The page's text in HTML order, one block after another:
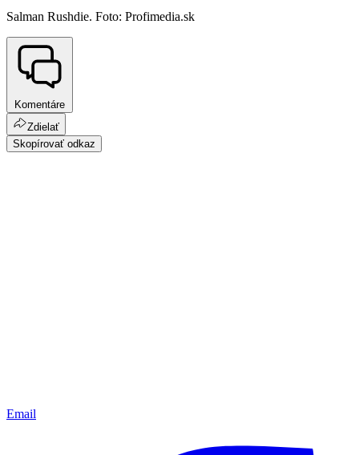
Salman Rushdie. Foto: Profimedia.sk
Komentáre
Zdielať
Skopírovať odkaz
Email